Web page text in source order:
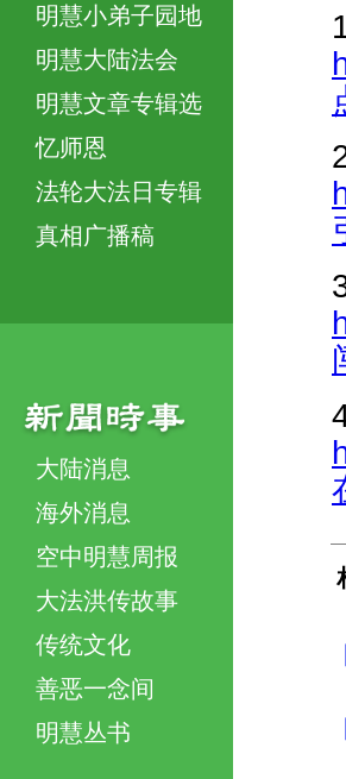
明慧小弟子园地
明慧大陆法会
明慧文章专辑选
忆师恩
法轮大法日专辑
真相广播稿
大陆消息
海外消息
空中明慧周报
大法洪传故事
传统文化
善恶一念间
明慧丛书